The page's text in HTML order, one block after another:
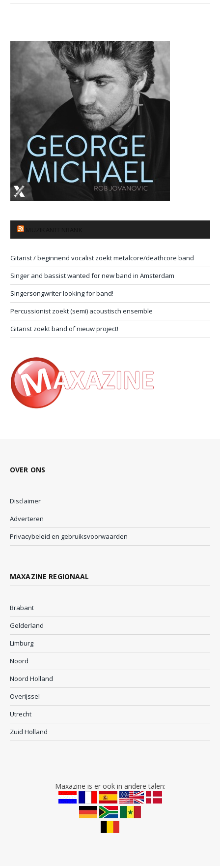
Gitarist / beginnend vocalist zoekt metalcore/deathcore band
Singer and bassist wanted for new band in Amsterdam
Singersongwriter looking for band!
Percussionist zoekt (semi) acoustisch ensemble
Gitarist zoekt band of nieuw project!
OVER ONS
Disclaimer
Adverteren
Privacybeleid en gebruiksvoorwaarden
MAXAZINE REGIONAAL
Brabant
Gelderland
Limburg
Noord
Noord Holland
Overijssel
Utrecht
Zuid Holland
Maxazine is er ook in andere talen: